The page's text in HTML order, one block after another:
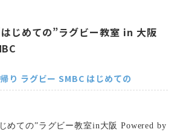
じめての”ラグビー教室 in 大阪
り ラグビー SMBC はじめての